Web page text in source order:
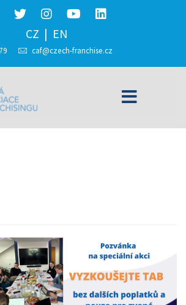
CZ EN
caf@czech-franchise.cz